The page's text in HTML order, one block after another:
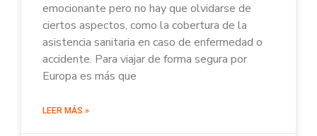
emocionante pero no hay que olvidarse de
ciertos aspectos, como la cobertura de la
asistencia sanitaria en caso de enfermedad o
accidente. Para viajar de forma segura por
Europa es más que
LEER MÁS »